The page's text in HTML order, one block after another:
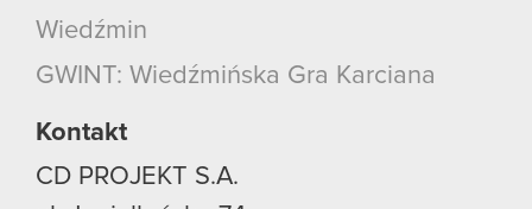
Wiedźmin
GWINT: Wiedźmińska Gra Karciana
Kontakt
CD PROJEKT S.A.